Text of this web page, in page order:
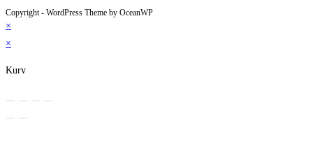
Copyright - WordPress Theme by OceanWP
×
×
Kurv